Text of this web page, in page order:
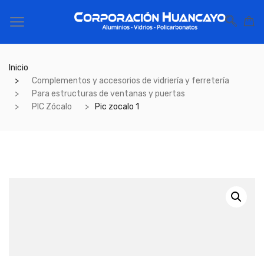
Inicio
Complementos y accesorios de vidriería y ferretería
Para estructuras de ventanas y puertas
PIC Zócalo
Pic zocalo 1